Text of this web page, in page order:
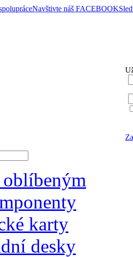
Navštivte náš FACEBOOK
karty
desky